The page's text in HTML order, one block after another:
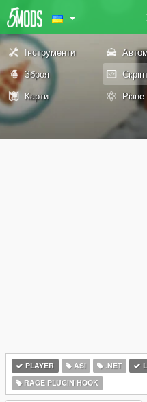
Інструменти
Зброя
Карти
Різне
PLAYER ASI .NET
RAGE PLUGIN HOOK